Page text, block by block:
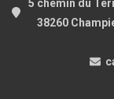
5 chemin du
38260